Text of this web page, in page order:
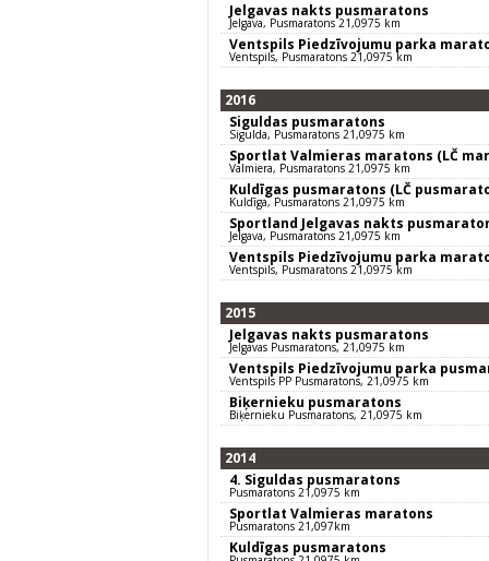
Jelgavas nakts pusmaratons
Jelgava, Pusmaratons 21,0975 km
Ventspils Piedzīvojumu parka
Ventspils, Pusmaratons 21,0975 km
2016
Siguldas pusmaratons
Sigulda, Pusmaratons 21,0975 km
Sportlat Valmieras maratons (LČ
Valmiera, Pusmaratons 21,0975 km
Kuldīgas pusmaratons (LČ
Kuldīga, Pusmaratons 21,0975 km
Sportland Jelgavas nakts
Jelgava, Pusmaratons 21,0975 km
Ventspils Piedzīvojumu parka
Ventspils, Pusmaratons 21,0975 km
2015
Jelgavas nakts pusmaratons
Jelgavas Pusmaratons, 21,0975 km
Ventspils Piedzīvojumu parka
Ventspils PP Pusmaratons, 21,0975 km
Biķernieku pusmaratons
Biķernieku Pusmaratons, 21,0975 km
2014
4. Siguldas pusmaratons
Pusmaratons 21,0975 km
Sportlat Valmieras maratons
Pusmaratons 21,097km
Kuldīgas pusmaratons